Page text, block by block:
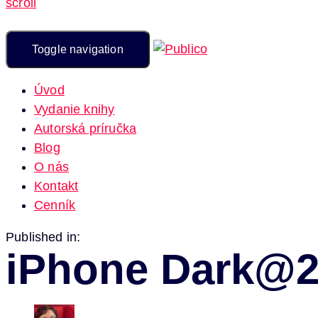
Toggle navigation
Úvod
Vydanie knihy
Autorská príručka
Blog
O nás
Kontakt
Cenník
Published in:
iPhone